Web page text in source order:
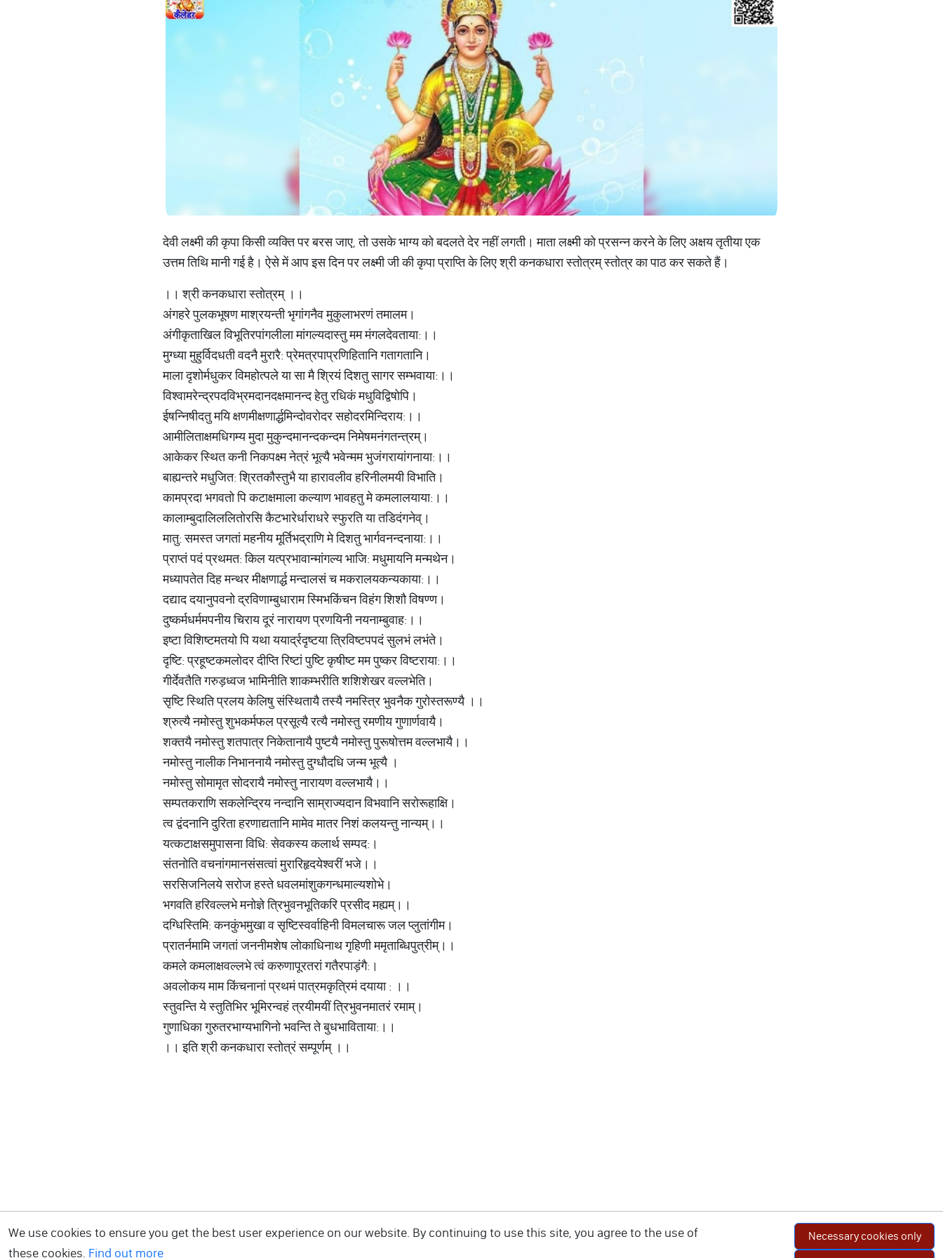
देवी लक्ष्मी की कृपा किसी व्यक्ति पर बरस जाए, तो उसके भाग्य को बदलते देर नहीं लगती। माता लक्ष्मी को प्रसन्न करने के लिए अक्षय तृतीया एक
उत्तम तिथि मानी गई है। ऐसे में आप इस दिन पर लक्ष्मी जी की कृपा प्राप्ति के लिए श्री कनकधारा स्तोत्रम् स्तोत्र का पाठ कर सकते हैं।
।। श्री कनकधारा स्तोत्रम् ।।
अंगहरे पुलकभूषण माश्रयन्ती भृगांगनैव मुकुलाभरणं तमालम।
अंगीकृताखिल विभूतिरपांगलीला मांगल्यदास्तु मम मंगलदेवताया:।।
मुग्ध्या मुहुर्विदधती वदनै मुरारै: प्रेमत्रपाप्रणिहितानि गतागतानि।
माला दृशोर्मधुकर विमहोत्पले या सा मै श्रियं दिशतु सागर सम्भवाया:।।
विश्वामरेन्द्रपदविभ्रमदानदक्षमानन्द हेतु रधिकं मधुविद्विषोपि।
ईषन्निषीदतु मयि क्षणमीक्षणार्द्धमिन्दोवरोदर सहोदरमिन्दिराय:।।
आमीलिताक्षमधिगम्य मुदा मुकुन्दमानन्दकन्दम निमेषमनंगतन्त्रम्।
आकेकर स्थित कनी निकपक्ष्म नेत्रं भूत्यै भवेन्मम भुजंगरायांगनाया:।।
बाह्यन्तरे मधुजित: श्रितकौस्तुभै या हारावलीव हरिनीलमयी विभाति।
कामप्रदा भगवतो पि कटाक्षमाला कल्याण भावहतु मे कमलालयाया:।।
कालाम्बुदालिललितोरसि कैटभारेर्धाराधरे स्फुरति या तडिदंगनेव्।
मातु: समस्त जगतां महनीय मूर्तिभद्राणि मे दिशतु भार्गवनन्दनाया:।।
प्राप्तं पदं प्रथमत: किल यत्प्रभावान्मांगल्य भाजि: मधुमायनि मन्मथेन।
मध्यापतेत दिह मन्थर मीक्षणार्द्ध मन्दालसं च मकरालयकन्यकाया:।।
दद्याद दयानुपवनो द्रविणाम्बुधाराम स्मिभकिंचन विहंग शिशौ विषण्ण।
दुष्कर्मधर्ममपनीय चिराय दूरं नारायण प्रणयिनी नयनाम्बुवाह:।।
इष्टा विशिष्टमतयो पि यथा ययार्द्रदृष्टया त्रिविष्टपपदं सुलभं लभंते।
दृष्टि: प्रहूष्टकमलोदर दीप्ति रिष्टां पुष्टि कृषीष्ट मम पुष्कर विष्टराया:।।
गीर्देवतैति गरुड़ध्वज भामिनीति शाकम्भरीति शशिशेखर वल्लभेति।
सृष्टि स्थिति प्रलय केलिषु संस्थितायै तस्यै नमस्त्रि भुवनैक गुरोस्तरूण्यै ।।
श्रुत्यै नमोस्तु शुभकर्मफल प्रसूत्यै रत्यै नमोस्तु रमणीय गुणार्णवायै।
शक्तयै नमोस्तु शतपात्र निकेतानायै पुष्टयै नमोस्तु पुरूषोत्तम वल्लभायै।।
नमोस्तु नालीक निभाननायै नमोस्तु दुग्धौदधि जन्म भूत्यै ।
नमोस्तु सोमामृत सोदरायै नमोस्तु नारायण वल्लभायै।।
सम्पतकराणि सकलेन्द्रिय नन्दानि साम्राज्यदान विभवानि सरोरूहाक्षि।
त्व द्वंदनानि दुरिता हरणाद्यतानि मामेव मातर निशं कलयन्तु नान्यम्।।
यत्कटाक्षसमुपासना विधि: सेवकस्य कलार्थ सम्पद:।
संतनोति वचनांगमानसंसत्वां मुरारिहृदयेश्वरीं भजे।।
सरसिजनिलये सरोज हस्ते धवलमांशुकगन्धमाल्यशोभे।
भगवति हरिवल्लभे मनोज्ञे त्रिभुवनभूतिकरि प्रसीद मह्यम्।।
दग्धिस्तिमि: कनकुंभमुखा व सृष्टिस्वर्वाहिनी विमलचारू जल प्लुतांगीम।
प्रातर्नमामि जगतां जननीमशेष लोकाधिनाथ गृहिणी ममृताब्धिपुत्रीम्।।
कमले कमलाक्षवल्लभे त्वं करुणापूरतरां गतैरपाड़ंगै:।
अवलोकय माम किंचनानां प्रथमं पात्रमकृत्रिमं दयाया : ।।
स्तुवन्ति ये स्तुतिभिर भूमिरन्वहं त्रयीमयीं त्रिभुवनमातरं रमाम्।
गुणाधिका गुरुतरभाग्यभागिनो भवन्ति ते बुधभाविताया:।।
।। इति श्री कनकधारा स्तोत्रं सम्पूर्णम् ।।
We use cookies to ensure you get the best user experience on our website. By continuing to use this site, you agree to the use of
these cookies. Find out more
Necessary cookies only